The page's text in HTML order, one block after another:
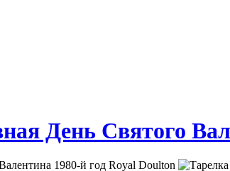
День Святого